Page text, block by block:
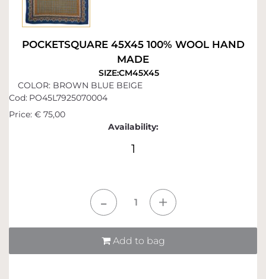
POCKETSQUARE 45X45 100% WOOL HAND
MADE
SIZE:CM45X45
COLOR: BROWN BLUE BEIGE
Cod: PO45L7925070004
Price: € 75,00
Availability:
1
Add to bag